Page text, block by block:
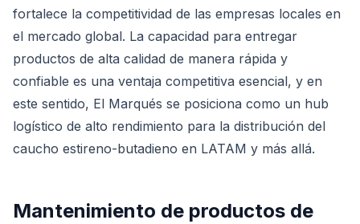
fortalece la competitividad de las empresas locales en
el mercado global. La capacidad para entregar
productos de alta calidad de manera rápida y
confiable es una ventaja competitiva esencial, y en
este sentido, El Marqués se posiciona como un hub
logístico de alto rendimiento para la distribución del
caucho estireno-butadieno en LATAM y más allá.
Mantenimiento de productos de